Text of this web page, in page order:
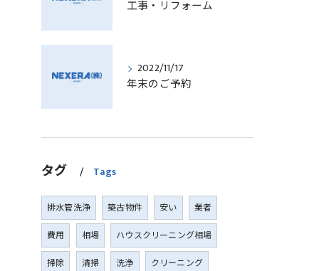
工事・リフォーム
2022/11/17
年末のご予約
タグ Tags
排水管洗浄 築古物件 安い
業者
費用
相場
ハウスクリーニング相場
掃除
清掃 洗浄
クリーニング